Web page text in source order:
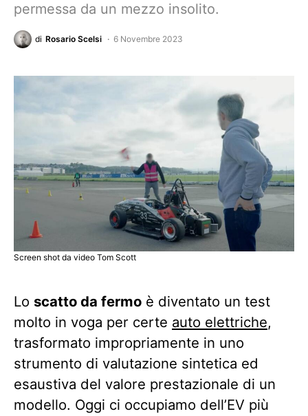
permessa da un mezzo insolito.
di Rosario Scelsi 6 Novembre 2023
Screen shot da video Tom Scott
Lo scatto da fermo è diventato un test
molto in voga per certe auto elettriche,
trasformato impropriamente in uno
strumento di valutazione sintetica ed
esaustiva del valore prestazionale di un
modello. Oggi ci occupiamo dell’EV più